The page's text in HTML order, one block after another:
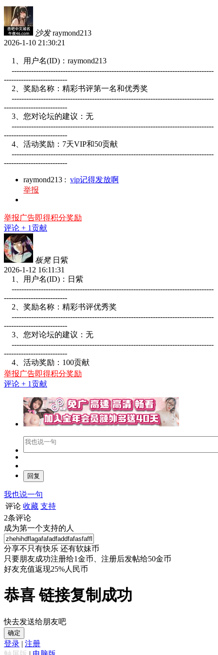
沙发 raymond213
2026-1-10 21:30:21
1、用户名(ID)：raymond213
-----------------------------------------------------------------------------------
--------------------------
2、奖励名称：精彩书评第一名和优秀奖
-----------------------------------------------------------------------------------
--------------------------
3、您对论坛的建议：无
-----------------------------------------------------------------------------------
--------------------------
4、活动奖励：7天VIP和50贡献
-----------------------------------------------------------------------------------
--------------------------
raymond213 : vip记得发放啊
举报
举报广告即得积分奖励
评论 + 1贡献
板凳 日紫
2026-1-12 16:11:31
1、用户名(ID)：日紫
-----------------------------------------------------------------------------------
--------------------------
2、奖励名称：精彩书评优秀奖
-----------------------------------------------------------------------------------
--------------------------
3、您对论坛的建议：无
-----------------------------------------------------------------------------------
--------------------------
4、活动奖励：100贡献
举报广告即得积分奖励
评论 + 1贡献
我也说一句
评论 收藏 支持
2条评论
成为第一个支持的人
分享不只有快乐 还有软妹币
只要朋友成功注册给1金币、注册后发帖给50金币
好友充值返现25%人民币
恭喜 链接复制成功
快去发送给朋友吧
确定
登录 | 注册